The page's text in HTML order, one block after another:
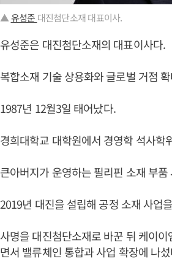
▲유성준 대진첨단소재 대표이사.
유성준은 대진첨단소재의 대표이사다.
복합소재 기술 상용화와 글로벌 거점
1987년 12월3일 태어났다.
경희대학교 대학원에서 경영학 석사학
큰아버지가 운영하는 필리핀 소재 부
2019년 대진을 설립해 공정 소재 사업
사명을 대진첨단소재로 바꾼 뒤 케이
면서 밸류체인 통합과 사업 확장에 나